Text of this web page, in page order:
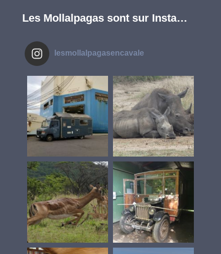
Les Mollalpagas sont sur Insta…
lesmollalpagasencavale